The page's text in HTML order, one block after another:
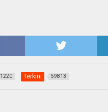
1220 Terkini 59813